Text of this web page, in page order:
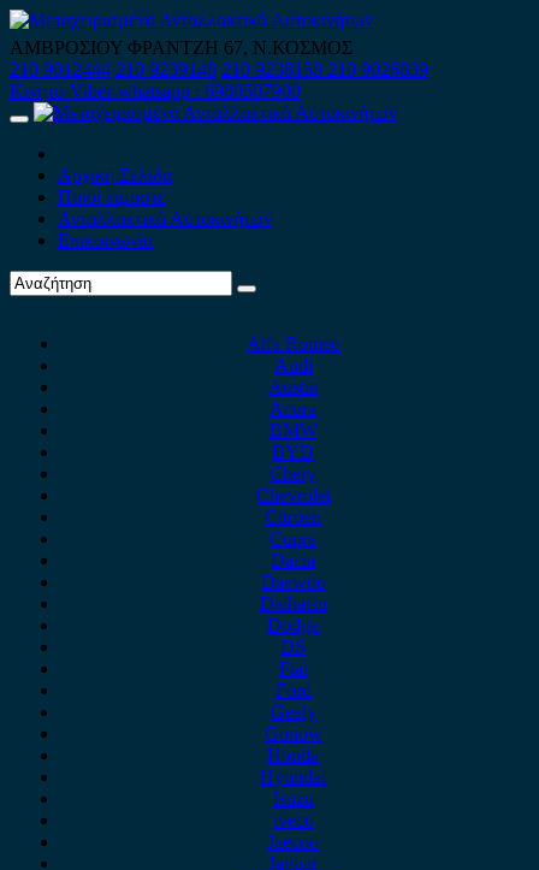
Skip
to
content
ΑΜΒΡΟΣΙΟΥ ΦΡΑΝΤΖΗ 67, Ν.ΚΟΣΜΟΣ
210 9012444 210 9239148 210 9238158 210 9026839
Κινητό-Viber-whatsapp : 6980507900
Primary
Αρχική Σελίδα
Ποιοί είμαστε
Ανταλλακτικά Αυτοκινήτων
Επικοινωνία
Alfa Romeo
Audi
Austin
Acura
BMW
BYD
Chery
Chevrolet
Citroen
Cupra
Dacia
Daewoo
Daihatsu
Dodge
DS
Fiat
Ford
Geely
Gonow
Honda
Hyundai
Isuzu
iveco
Jaecoo
Jaguar